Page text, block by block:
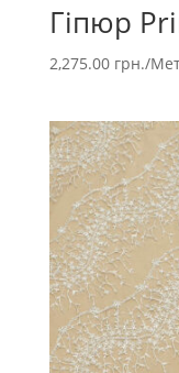
Гіпюр
2,275.00 грн./